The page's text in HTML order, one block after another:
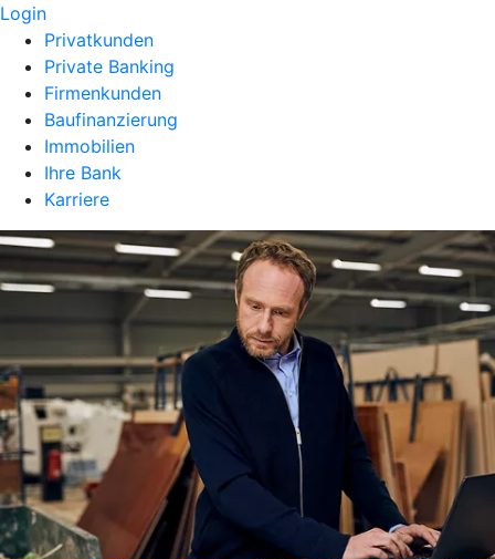
Login
Privatkunden
Private Banking
Firmenkunden
Baufinanzierung
Immobilien
Ihre Bank
Karriere